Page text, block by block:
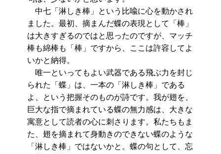
中七「淋しき棒」という比喩に心を動かされ
ました。最初、摘まんだ蝶の表現として「棒」
は大きすぎるのではと思ったのですが、マッチ
棒も綿棒も「棒」ですから、ここは許容してよ
いかと納得。
唯一といってもよい武器である飛ぶ力を封じ
られた「蝶」は、一本の「淋しき棒」である
よ、という把握そのものが詩です。我が翅を、
巨大な指で摘まれている蝶の無力感は、大きな
寓意として読者の心に刺さります。私たちもま
た、翅を摘まれて身動きのできない蝶のような
「淋しき棒」ではないかと。蝶の句として、忘